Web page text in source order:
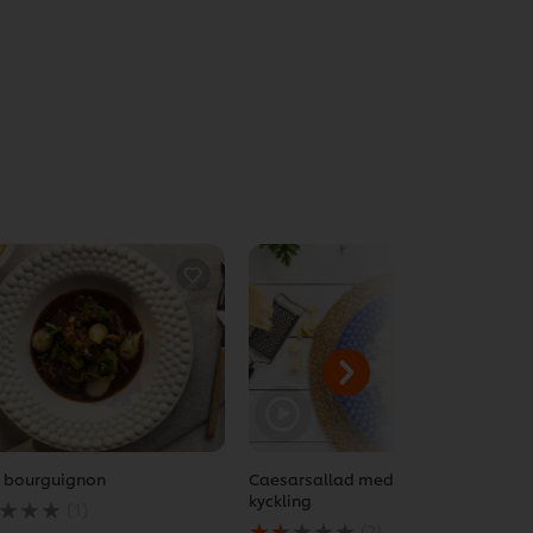
bourguignon
Caesarsallad med friterad
kyckling
Det